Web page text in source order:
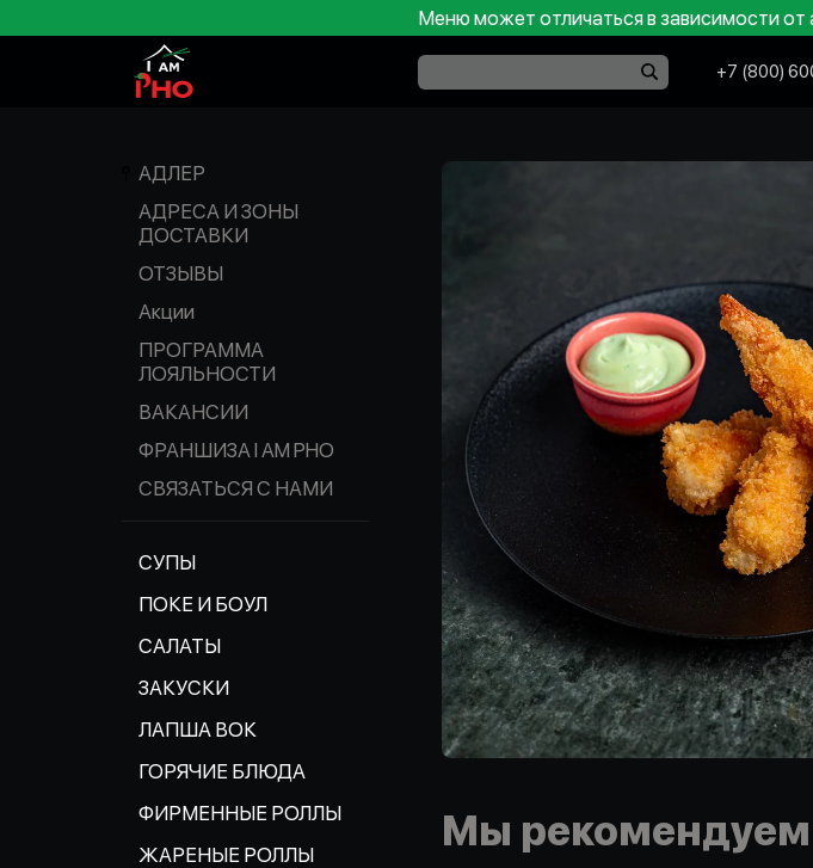
Меню может отличаться в зависимости
+7 (800)
АДЛЕР
АДРЕСА И ЗОНЫ
ДОСТАВКИ
ОТЗЫВЫ
Акции
ПРОГРАММА
ЛОЯЛЬНОСТИ
ВАКАНСИИ
ФРАНШИЗА I AM PHO
СВЯЗАТЬСЯ С НАМИ
СУПЫ
ПОКЕ И БОУЛ
САЛАТЫ
ЗАКУСКИ
ЛАПША ВОК
ГОРЯЧИЕ БЛЮДА
ФИРМЕННЫЕ РОЛЛЫ
ЖАРЕНЫЕ РОЛЛЫ
Мы рекомендуем